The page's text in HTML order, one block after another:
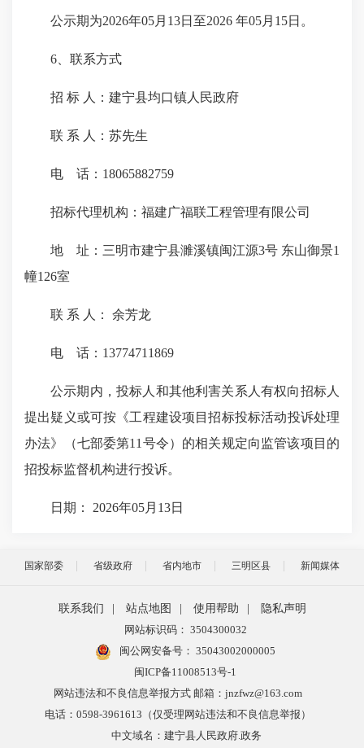
公示期为2026年05月13日至2026 年05月15日。
6、联系方式
招 标 人：建宁县均口镇人民政府
联 系 人：苏先生
电 话：18065882759
招标代理机构：福建广福联工程管理有限公司
地 址：三明市建宁县濉溪镇闽江源3号 东山御景1
幢126室
联 系 人： 余芳龙
电 话：13774711869
公示期内，投标人和其他利害关系人有权向招标人
提出疑义或可按《工程建设项目招标投标活动投诉处理
办法》（七部委第11号令）的相关规定向监管该项目的
招投标监督机构进行投诉。
日期： 2026年05月13日
国家部委 省级政府 省内地市 三明区县 新闻媒体
联系我们 站点地图 使用帮助
隐私声明
网站标识码： 3504300032
闽公网安备号： 35043002000005
闽ICP备11008513号-1
网站违法和不良信息举报方式 邮箱：jnzfwz@163.com
电话：0598-3961613（仅受理网站违法和不良信息举报）
中文域名：建宁县人民政府.政务